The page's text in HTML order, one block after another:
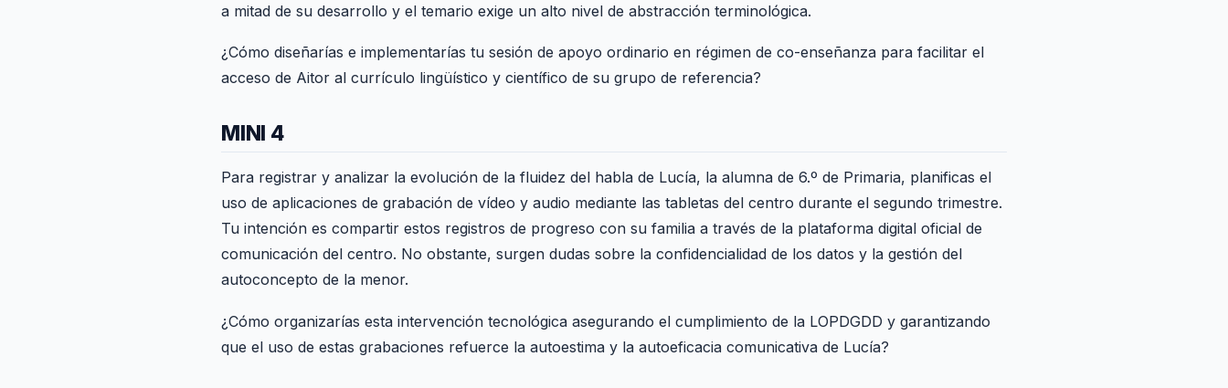
a mitad de su desarrollo y el temario exige un alto nivel de abstracción terminológica.
¿Cómo diseñarías e implementarías tu sesión de apoyo ordinario en régimen de co-enseñanza para facilitar el
acceso de Aitor al currículo lingüístico y científico de su grupo de referencia?
MINI 4
Para registrar y analizar la evolución de la fluidez del habla de Lucía, la alumna de 6.º de Primaria, planificas el
uso de aplicaciones de grabación de vídeo y audio mediante las tabletas del centro durante el segundo trimestre.
Tu intención es compartir estos registros de progreso con su familia a través de la plataforma digital oficial de
comunicación del centro. No obstante, surgen dudas sobre la confidencialidad de los datos y la gestión del
autoconcepto de la menor.
¿Cómo organizarías esta intervención tecnológica asegurando el cumplimiento de la LOPDGDD y garantizando
que el uso de estas grabaciones refuerce la autoestima y la autoeficacia comunicativa de Lucía?